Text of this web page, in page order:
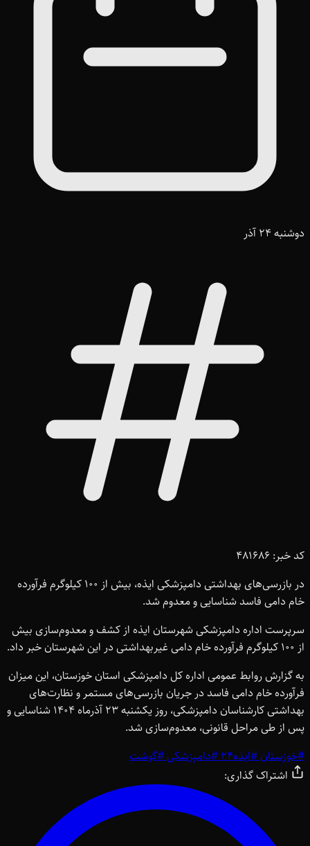
دوشنبه 24 آذر
کد خبر: 481686
در بازرسی‌های بهداشتی دامپزشکی ایذه، بیش از 100 کیلوگرم فرآورده
خام دامی فاسد شناسایی و معدوم شد.
سرپرست اداره دامپزشکی شهرستان ایذه از کشف و معدوم‌سازی بیش
از 100 کیلوگرم فرآورده خام دامی غیربهداشتی در این شهرستان خبر داد.
به گزارش روابط عمومی اداره کل دامپزشکی استان خوزستان، این میزان
فرآورده خام دامی فاسد در جریان بازرسی‌های مستمر و نظارت‌های
بهداشتی کارشناسان دامپزشکی، روز یکشنبه 23 آذرماه 1404 شناسایی و
پس از طی مراحل قانونی، معدوم‌سازی شد.
#خوزستان#ایذه24 #دامپزشکی#گوشت
اشتراک گذاری: